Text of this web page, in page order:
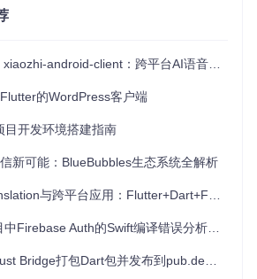
包括客户端和服务器端源码，只需简单
。
操作等重要技术。
于入手的全栈开发项目，或者想体验 Fl
即加入，开启你的跨平台开发之旅吧！
android-client：跨平台AI语音助手客户端
的WordPress客户端
目开发环境搭建指南
新可能：BlueBubbles生态系统全解析
与跨平台应用：Flutter+Dart+Firebase终极指南
Auth的Swift编译错误分析与解决方案
打包Dart包并发布到pub.dev的完整指南